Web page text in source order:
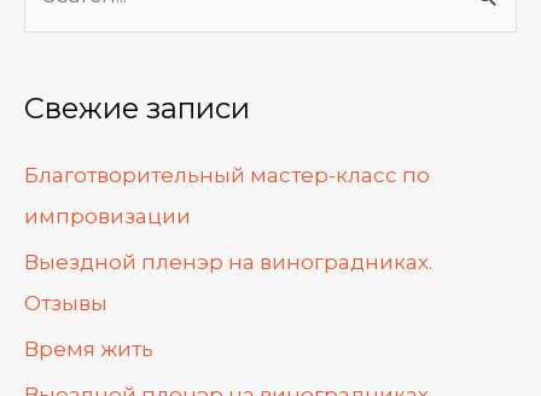
с
к
:
Свежие записи
Благотворительный мастер-класс по
импровизации
Выездной пленэр на виноградниках.
Отзывы
Время жить